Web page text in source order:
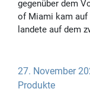
gegenüber dem
of Miami kam auf
landete auf dem
27. November
Produkte